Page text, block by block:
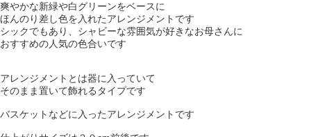
爽やかな新緑や白グリーンをベースに
ほんのり差し色を入れたアレンジメントです
シックでもあり、シャビーな雰囲気が好きなお母さんに
おすすめの人気の色合いです
アレンジメントとは器に入っていて
そのまま置いて飾れるタイプです
バスケットなどに入ったアレンジメントです